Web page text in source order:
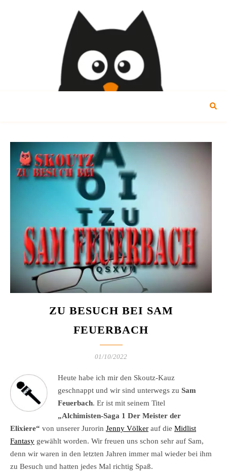
ZU BESUCH BEI SAM
FEUERBACH
01/10/2022
Heute habe ich mir den Skoutz-Kauz
geschnappt und wir sind unterwegs zu Sam
Feuerbach. Er ist mit seinem Titel
„Alchimisten-Saga 1 Der Meister der
Elixiere“ von unserer Jurorin Jenny Völker auf die Midlist
Fantasy gewählt worden. Wir freuen uns schon sehr auf Sam,
denn wir waren in den letzten Jahren immer mal wieder bei ihm
zu Besuch und hatten jedes Mal richtig Spaß.